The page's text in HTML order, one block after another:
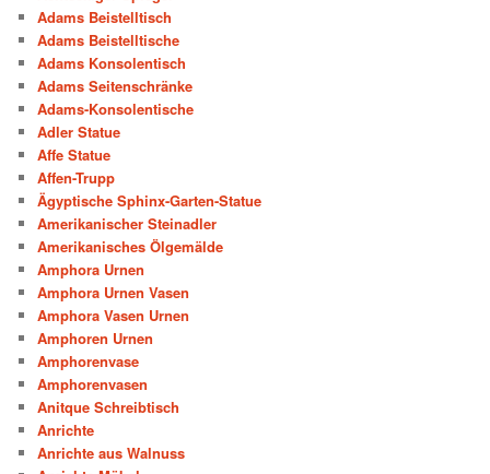
Adams Beistelltisch
Adams Beistelltische
Adams Konsolentisch
Adams Seitenschränke
Adams-Konsolentische
Adler Statue
Affe Statue
Affen-Trupp
Ägyptische Sphinx-Garten-Statue
Amerikanischer Steinadler
Amerikanisches Ölgemälde
Amphora Urnen
Amphora Urnen Vasen
Amphora Vasen Urnen
Amphoren Urnen
Amphorenvase
Amphorenvasen
Anitque Schreibtisch
Anrichte
Anrichte aus Walnuss